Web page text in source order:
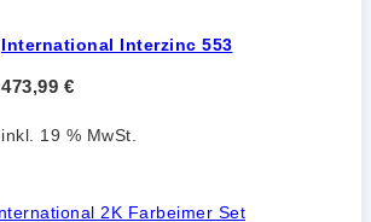
International Interzinc 553
473,99 €
inkl. 19 % MwSt.